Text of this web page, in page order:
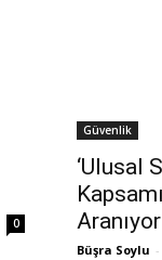
0
Güvenlik
‘Ulusal
Aranıyor
Büşra Soylu -